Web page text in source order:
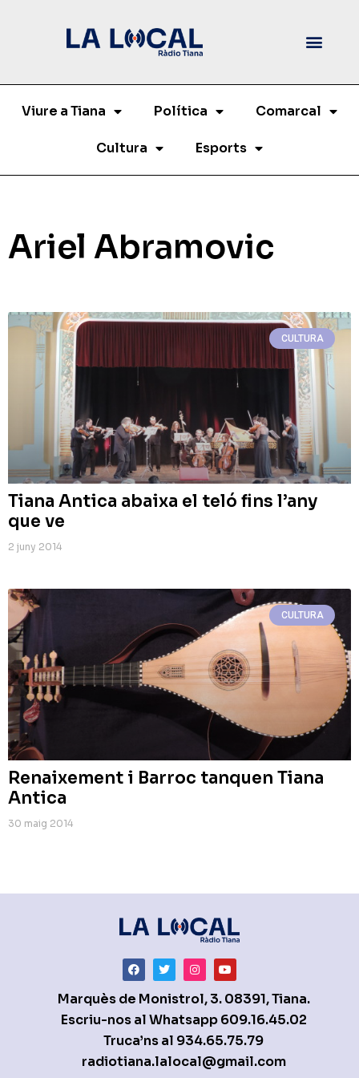
Viure a Tiana Política Comarcal
Cultura Esports
Ariel Abramovic
CULTURA
Tiana Antica abaixa el teló fins l’any
que ve
2 juny 2014
CULTURA
Renaixement i Barroc tanquen Tiana
Antica
30 maig 2014
Marquès de Monistrol, 3. 08391, Tiana.
Escriu-nos al Whatsapp609.16.45.02
Truca’ns al 934.65.75.79
radiotiana.lalocal@gmail.com